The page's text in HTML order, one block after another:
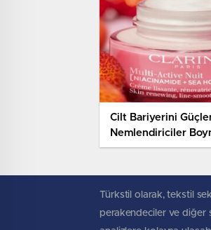
Cilt Bariyerini
Nemlendiriciler
Türkstil olarak, tekstil
perakendeciler ve diğer